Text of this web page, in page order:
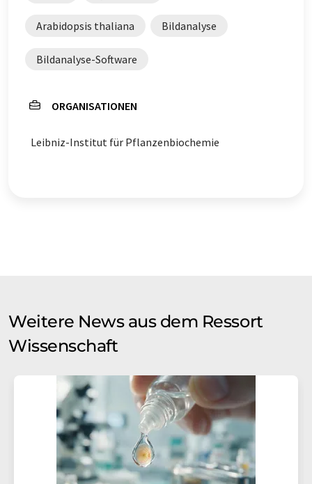
Arabidopsis thaliana Bildanalyse
Bildanalyse-Software
ORGANISATIONEN
Leibniz-Institut für Pflanzenbiochemie
Weitere News aus dem Ressort
Wissenschaft